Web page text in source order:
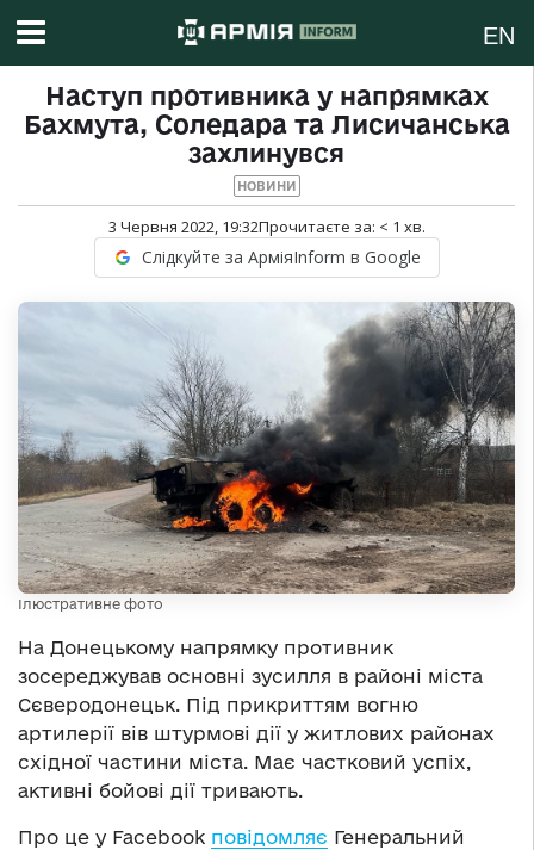
EN
Наступ противника у напрямках
Бахмута, Соледара та Лисичанська
захлинувся
НОВИНИ
3 Червня 2022, 19:32Прочитаєте за: < 1 хв.
Слідкуйте за АрміяInform в Google
Ілюстративне фото
На Донецькому напрямку противник
зосереджував основні зусилля в районі міста
Сєверодонецьк. Під прикриттям вогню
артилерії вів штурмові дії у житлових районах
східної частини міста. Має частковий успіх,
активні бойові дії тривають.
Про це у Facebook повідомляє Генеральний